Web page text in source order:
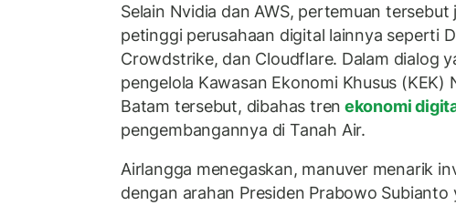
Selain Nvidia dan AWS, pertemuan tersebut
petinggi perusahaan digital lainnya seperti
Crowdstrike, dan Cloudflare. Dalam dialog
pengelola Kawasan Ekonomi Khusus (KEK)
Batam tersebut, dibahas tren ekonomi
pengembangannya di Tanah Air.
Airlangga menegaskan, manuver menarik
dengan arahan Presiden Prabowo Subianto